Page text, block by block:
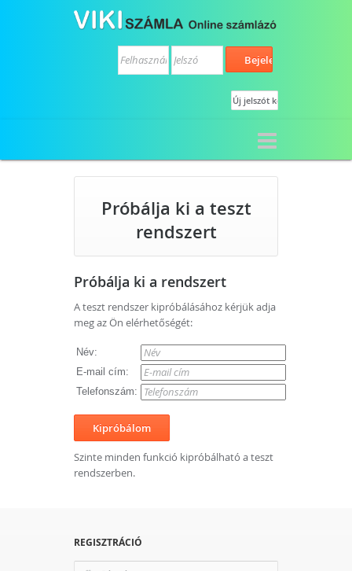
Próbálja ki a teszt
rendszert
Próbálja ki a rendszert
A teszt rendszer kipróbálásához kérjük adja
meg az Ön elérhetőségét:
Név:
E-mail cím:
Telefonszám:
Szinte minden funkció kipróbálható a teszt
rendszerben.
REGISZTRÁCIÓ